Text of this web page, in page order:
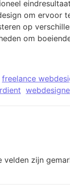
om ervoor
op
om
freelance
velden zijn